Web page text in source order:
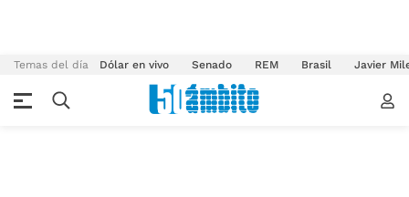
Temas del día Dólar en vivo Senado REM Brasil Javier